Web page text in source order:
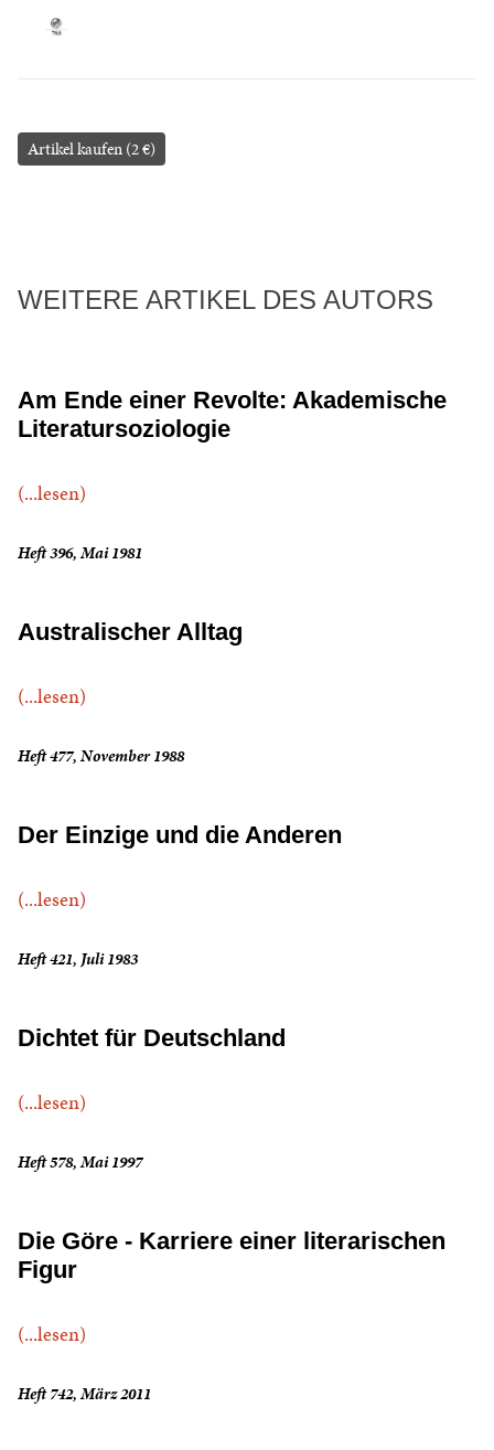
Artikel kaufen (2 €)
WEITERE ARTIKEL DES AUTORS
Am Ende einer Revolte: Akademische
Literatursoziologie
(...lesen)
Heft 396, Mai 1981
Australischer Alltag
(...lesen)
Heft 477, November 1988
Der Einzige und die Anderen
(...lesen)
Heft 421, Juli 1983
Dichtet für Deutschland
(...lesen)
Heft 578, Mai 1997
Die Göre - Karriere einer literarischen
Figur
(...lesen)
Heft 742, März 2011